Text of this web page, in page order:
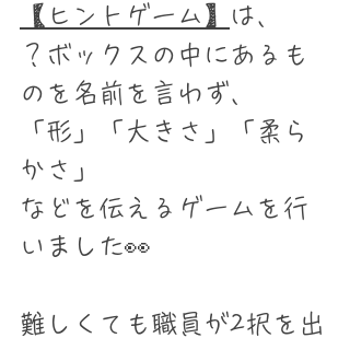
【ヒントゲーム】
は、
？ボックスの中にあるも
のを名前を言わず、
「形」「大きさ」「柔ら
かさ」
などを伝えるゲームを行
いました👀
難しくても職員が2択を出